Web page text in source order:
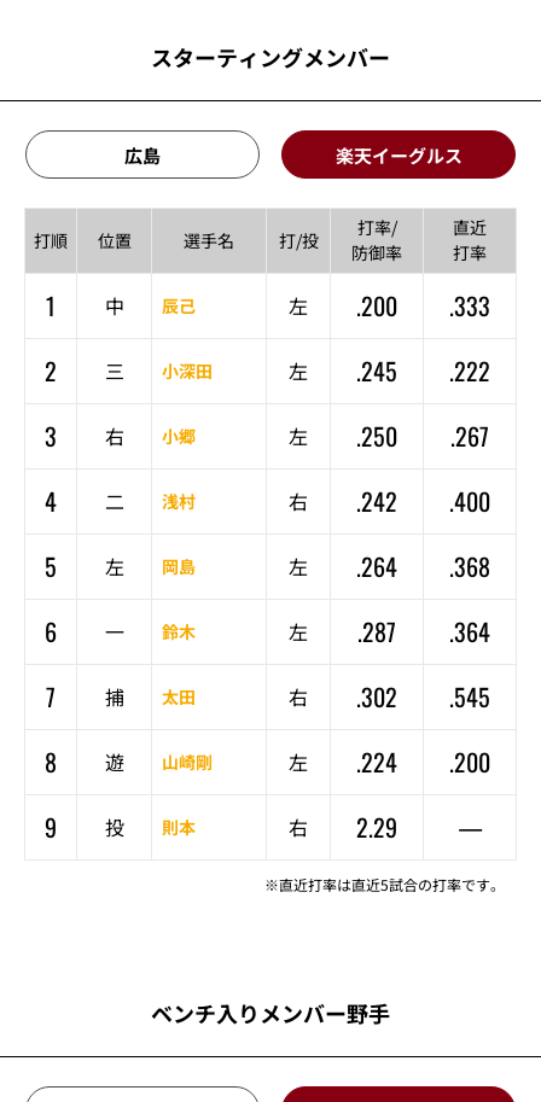
スターティングメンバー
広島 楽天イーグルス
打順 位置 選手名 打/投
打率/
防御率
直近
打率
1 中 辰己 左 .200
.333
2
三 小深田 左 .245
.222
3
右 小郷 左 .250
.267
4
二 浅村 右 .242
.400
5
左 岡島 左 .264
.368
6
一 鈴木 左 .287
.364
7
捕 太田 右 .302
.545
8
遊 山崎剛 左 .224
.200
9
投 則本 右 2.29 —
※直近打率は直近5試合の打率です。
ベンチ入りメンバー野手